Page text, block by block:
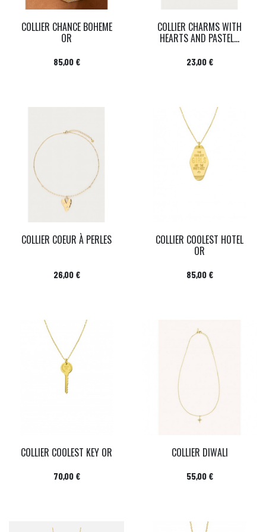
COLLIER CHANCE BOHEME
OR
Prix
85,00 €
COLLIER CHARMS WITH
HEARTS AND PASTEL...
Prix
23,00 €
COLLIER COEUR À PERLES
Prix
26,00 €
COLLIER COOLEST HOTEL
OR
Prix
85,00 €
COLLIER COOLEST KEY OR
Prix
70,00 €
COLLIER DIWALI
Prix
55,00 €